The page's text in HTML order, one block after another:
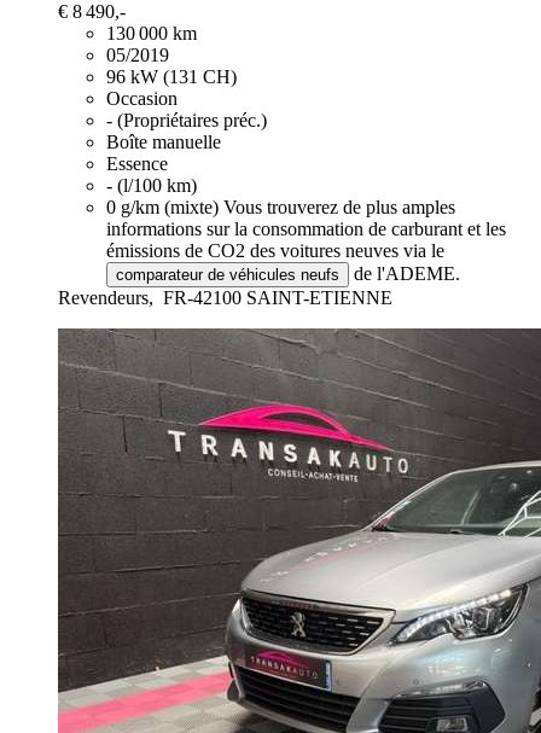
€ 8 490,-
130 000 km
05/2019
96 kW (131 CH)
Occasion
- (Propriétaires préc.)
Boîte manuelle
Essence
- (l/100 km)
0 g/km (mixte) Vous trouverez de plus amples
informations sur la consommation de carburant et les
émissions de CO2 des voitures neuves via le
comparateur de véhicules neufs
de l'ADEME.
Revendeurs, FR-42100 SAINT-ETIENNE